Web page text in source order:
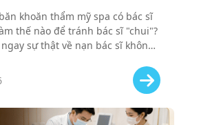
khoăn thẩm mỹ spa có bác sĩ
thế nào để tránh bác sĩ "chui"?
sự thật về nạn bác sĩ không
tật mang!